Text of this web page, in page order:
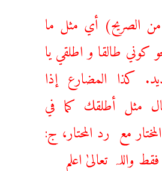
من الصريح) أي مثل ما
كوني طالقا و اطلقي يا
كذا المضارع إذا
مثل أطلقك كما في
مع رد المحتار، ج: